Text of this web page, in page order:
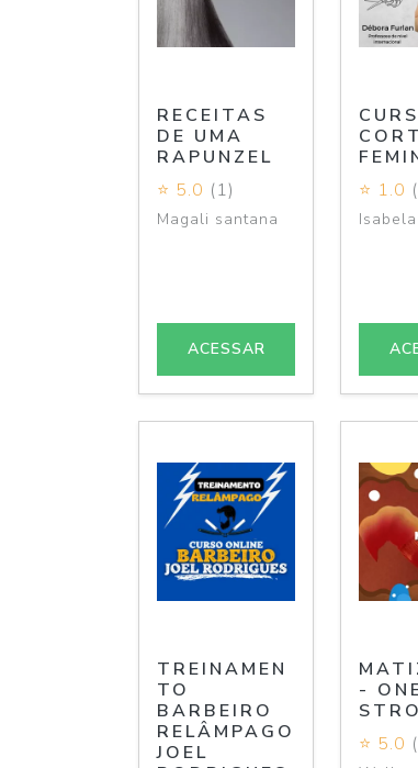
RECEITAS
DE UMA
RAPUNZEL
⭐ 5.0 (1)
Magali santana
ACESSAR
⭐ 1.0
TREINAMEN
TO
BARBEIRO
RELÂMPAGO
JOEL
-
⭐ 5.0